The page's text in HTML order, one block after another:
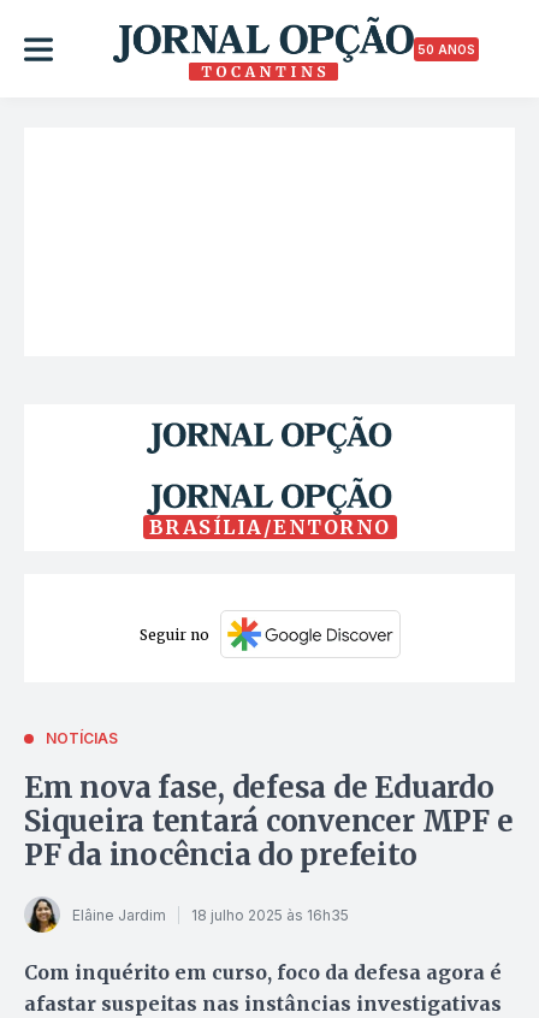
50 ANOS
BRASÍLIA/ENTORNO
Seguir no
NOTÍCIAS
Em nova fase, defesa de Eduardo
Siqueira tentará convencer MPF e
PF da inocência do prefeito
Elâine Jardim 18 julho 2025 às 16h35
Com inquérito em curso, foco da defesa agora é
afastar suspeitas nas instâncias investigativas